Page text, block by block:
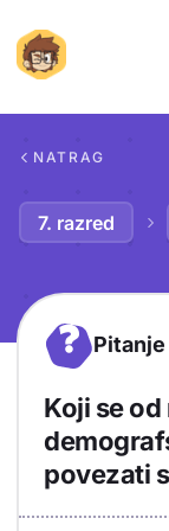
NATRAG
7. razred
? Pitanje
Koji se
povezati